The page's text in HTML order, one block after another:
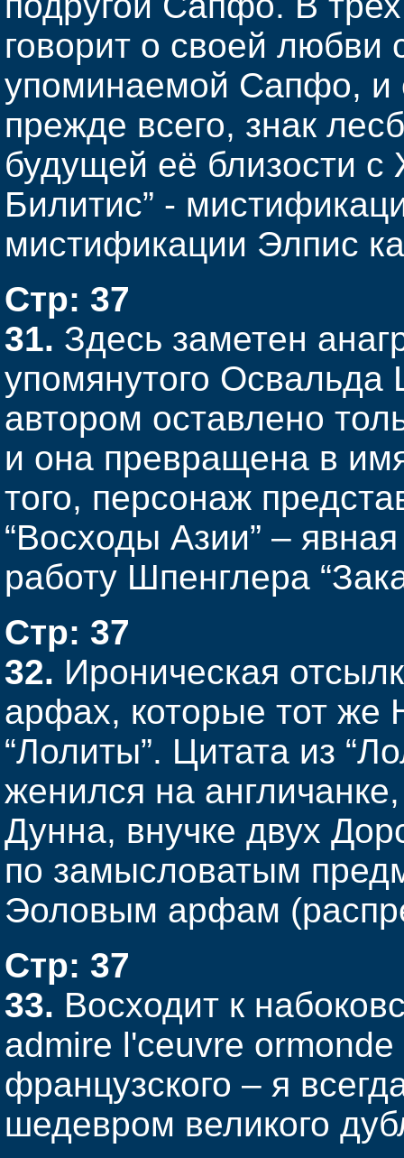
говорит о своей
упоминаемой Сапфо, и
прежде всего, знак
будущей её близости
Билитис” -
мистификации Элпис
Стр: 37
31. Здесь заметен
упомянутого
автором оставлено
и она превращена в
того, персонаж
“Восходы Азии” –
работу Шпенглера
Стр: 37
32. Ироническая
арфах, которые тот же
“Лолиты”. Цитата из
женился на
Дунна, внучке двух
по замысловатым
Эоловым арфам
Стр: 37
33. Восходит к
admire l'ceuvre
французского – я
шедевром великого